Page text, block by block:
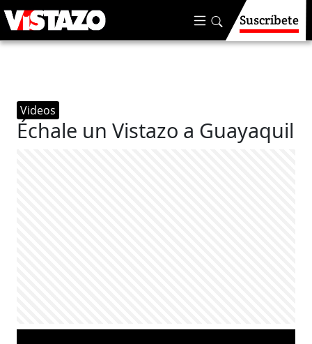
Suscríbete
Videos
Échale un Vistazo a Guayaquil